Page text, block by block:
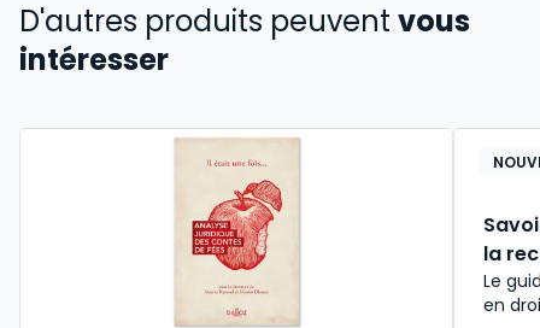
D'autres produits peuvent vous
intéresser
la
Le
en